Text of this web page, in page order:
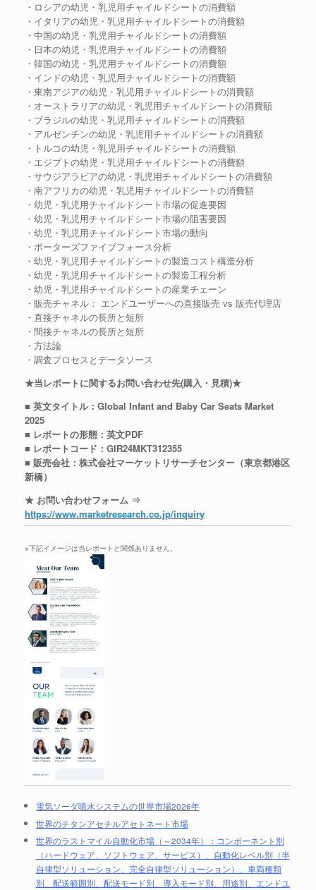
・ロシアの幼児・乳児用チャイルドシートの消費額
・イタリアの幼児・乳児用チャイルドシートの消費額
・中国の幼児・乳児用チャイルドシートの消費額
・日本の幼児・乳児用チャイルドシートの消費額
・韓国の幼児・乳児用チャイルドシートの消費額
・インドの幼児・乳児用チャイルドシートの消費額
・東南アジアの幼児・乳児用チャイルドシートの消費額
・オーストラリアの幼児・乳児用チャイルドシートの消費額
・ブラジルの幼児・乳児用チャイルドシートの消費額
・アルゼンチンの幼児・乳児用チャイルドシートの消費額
・トルコの幼児・乳児用チャイルドシートの消費額
・エジプトの幼児・乳児用チャイルドシートの消費額
・サウジアラビアの幼児・乳児用チャイルドシートの消費額
・南アフリカの幼児・乳児用チャイルドシートの消費額
・幼児・乳児用チャイルドシート市場の促進要因
・幼児・乳児用チャイルドシート市場の阻害要因
・幼児・乳児用チャイルドシート市場の動向
・ポーターズファイブフォース分析
・幼児・乳児用チャイルドシートの製造コスト構造分析
・幼児・乳児用チャイルドシートの製造工程分析
・幼児・乳児用チャイルドシートの産業チェーン
・販売チャネル： エンドユーザーへの直接販売 vs 販売代理店
・直接チャネルの長所と短所
・間接チャネルの長所と短所
・方法論
・調査プロセスとデータソース
★当レポートに関するお問い合わせ先(購入・見積)★
■ 英文タイトル：Global Infant and Baby Car Seats Market
2025
■ レポートの形態：英文PDF
■ レポートコード：GIR24MKT312355
■ 販売会社：株式会社マーケットリサーチセンター（東京都港区
新橋）
★ お問い合わせフォーム ⇒
https://www.marketresearch.co.jp/inquiry
※下記イメージは当レポートと関係ありません。
電気ソーダ噴水システムの世界市場2026年
世界のチタンアセチルアセトネート市場
世界のラストマイル自動化市場（～2034年）：コンポーネント別
（ハードウェア、ソフトウェア、サービス）、自動化レベル別（半
自律型ソリューション、完全自律型ソリューション）、車両種類
別、配送範囲別、配送モード別、導入モード別、用途別、エンドユ